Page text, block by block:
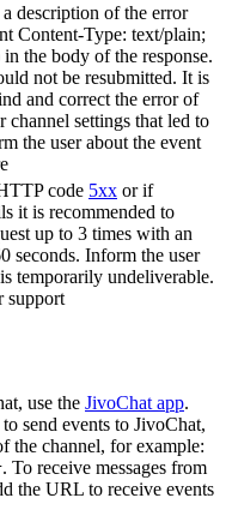
description of the error
Content-Type: text/plain;
the body of the response.
not be resubmitted. It is
and correct the error of
channel settings that led to
the user about the event
code 5xx or if
it is recommended to
up to 3 times with an
seconds. Inform the user
temporarily undeliverable.
support
use the JivoChat app.
send events to JivoChat,
the channel, for example:
. To receive messages from
the URL to receive events